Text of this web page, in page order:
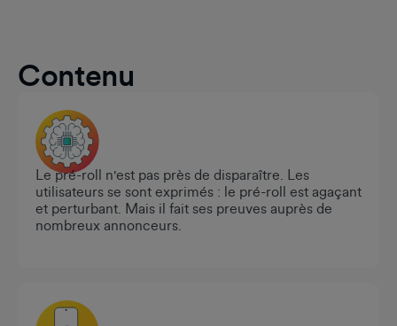
Contenu
Le pré-roll n'est pas près de disparaître. Les
utilisateurs se sont exprimés : le pré-roll est agaçant
et perturbant. Mais il fait ses preuves auprès de
nombreux annonceurs.